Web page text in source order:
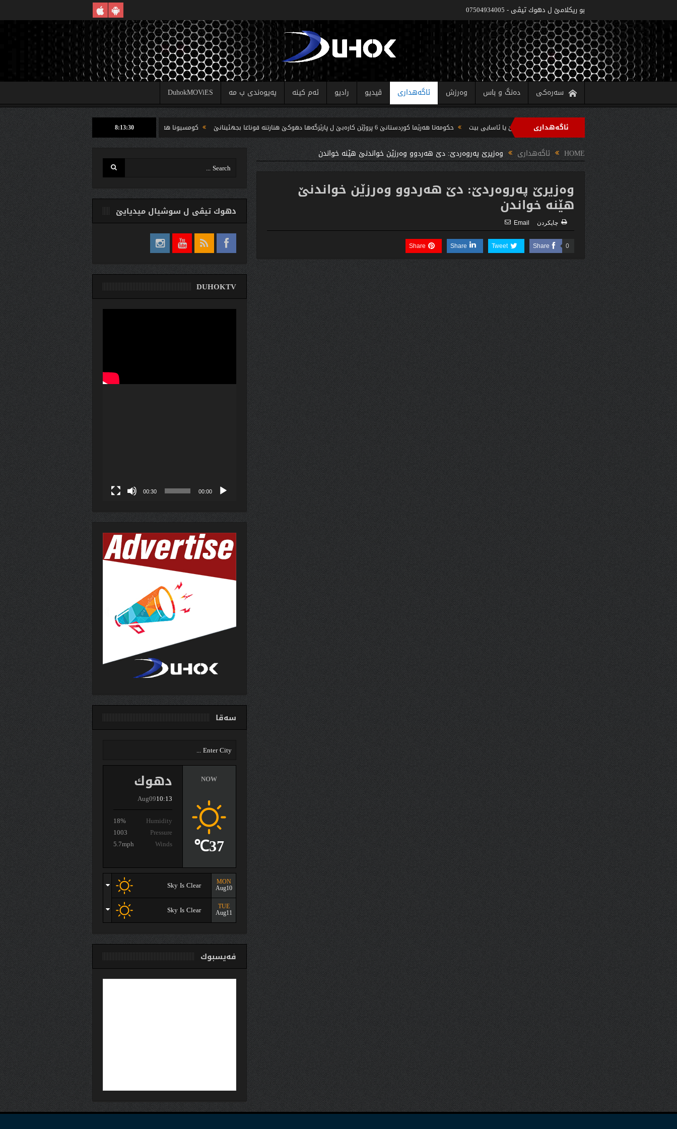
بو ريكلامێ ل دهوك تیڤی - 07504934005
سەرەکی دەنگ و باس وەرزش ئاگەهداری ڤیدیو رادیو ئەم کینە پەیوەندی ب مە DuhokMOViES
ئاگەهداریوه‌زاره‌تا په‌روه‌ردێ: ده‌واما سالا خواندنێ 2022/2021 دێ یا ئاسایى بیت حکومەتا هەرێما کوردستانێ 6 پروژێن کارەبێ ل پارێزگەها دهوکێ هنارتنه‌ قوناغا بجهئینانێ
كومسیونا هه‌لبژارتنان ل شێخان ب رێكا دهوك تیڤى داخوازێ ژ وه‌لاتییان دكه‌ت
ب سه‌رپه‌رشتیا مه‌سرور بارزانى جڤاتا وه‌زیران كومبوو و چه‌ندین بریار ده‌رئێخستن
8:13:31
HOME ئاگەهداری وەزیرێ پەروەردێ: دێ هەردوو وەرزێن خواندنێ هێنە خواندن
وەزیرێ پەروەردێ: دێ هەردوو وەرزێن خواندنێ
هێنە خواندن
چاپكردن Email
Share 0
Tweet
Share
Share
دهوك تیڤی ل سوشیال ميديایێ
DUHOKTV
00:00
00:30
سەقا
دهوك
Aug0910:13
Humidity
18%
Pressure
1003
Winds
5.7mph
NOW
37℃
MON
Aug10
Sky Is Clear
TUE
Aug11
Sky Is Clear
فەیسبوك